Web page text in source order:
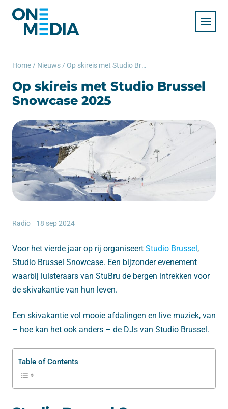
Home / Nieuws / Op skireis met Studio Brussel Snowcase 2025
Op skireis met Studio Brussel
Snowcase 2025
Radio 18 sep 2024
Voor het vierde jaar op rij organiseert Studio Brussel,
Studio Brussel Snowcase. Een bijzonder evenement
waarbij luisteraars van StuBru de bergen intrekken voor
de skivakantie van hun leven.
Een skivakantie vol mooie afdalingen en live muziek, van
– hoe kan het ook anders – de DJs van Studio Brussel.
Table of Contents